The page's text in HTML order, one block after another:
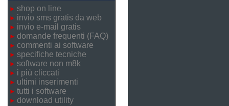
shop on line
invio sms gratis da web
invio e-mail gratis
domande frequenti (FAQ)
commenti ai software
specifiche tecniche
software non m8k
i più cliccati
ultimi inserimenti
tutti i software
download utility